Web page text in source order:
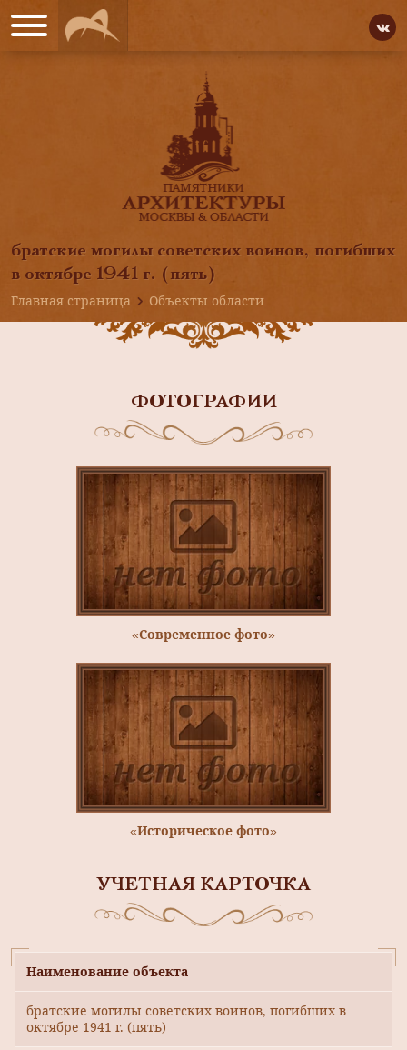
братские могилы советских воинов, погибших
в октябре 1941 г. (пять)
Главная страница
Объекты области
ФОТОГРАФИИ
«Современное фото»
«Историческое фото»
УЧЕТНАЯ КАРТОЧКА
Наименование объекта
братские могилы советских воинов, погибших в
октябре 1941 г. (пять)